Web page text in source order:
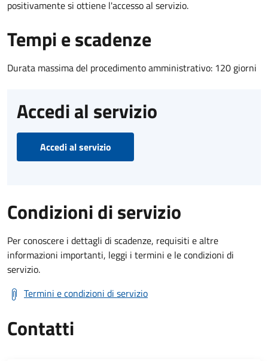
positivamente si ottiene l'accesso al servizio.
Tempi e scadenze
Durata massima del procedimento amministrativo: 120 giorni
Accedi al servizio
Accedi al servizio
Condizioni di servizio
Per conoscere i dettagli di scadenze, requisiti e altre
informazioni importanti, leggi i termini e le condizioni di
servizio.
Termini e condizioni di servizio
Contatti